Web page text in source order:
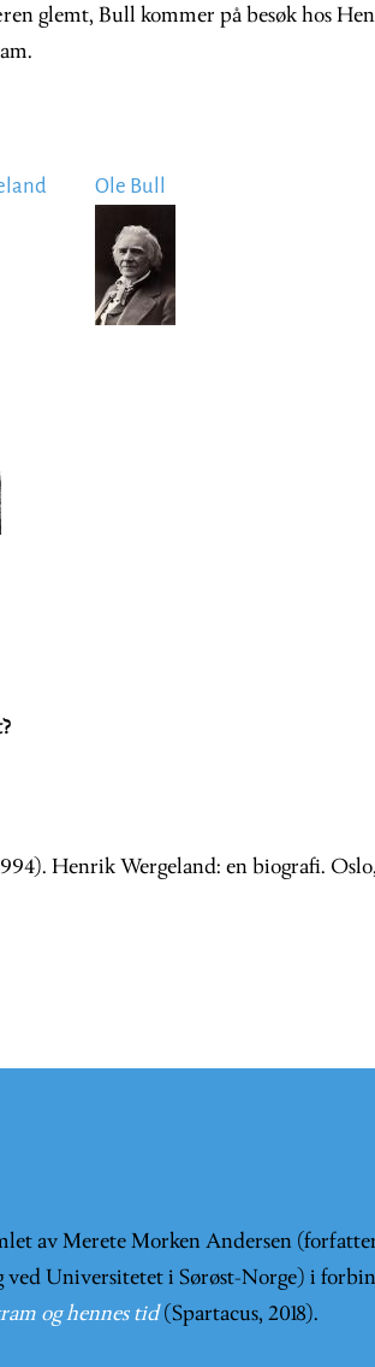
glemt, Bull kommer på besøk hos
Ole Bull
Image
Henrik Wergeland: en biografi.
av Merete Morken Andersen
Universitetet i Sørøst-Norge) i
og hennes tid (Spartacus, 2018).